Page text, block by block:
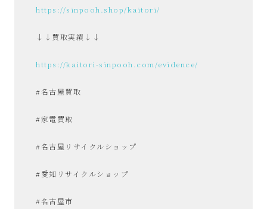
https://sinpooh.shop/kaitori/
↓↓買取実績↓↓
https://kaitori-sinpooh.com/evidence/
#名古屋買取
#家電買取
#名古屋リサイクルショップ
#愛知リサイクルショップ
#名古屋市